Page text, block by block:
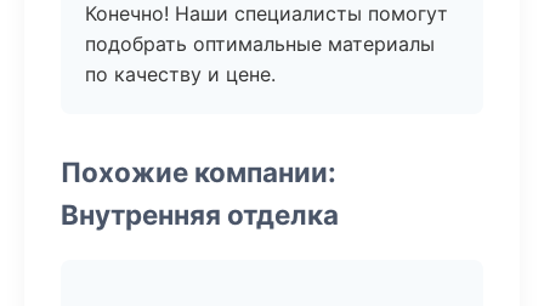
Конечно! Наши специалисты помогут
подобрать оптимальные материалы
по качеству и цене.
Похожие компании:
Внутренняя отделка